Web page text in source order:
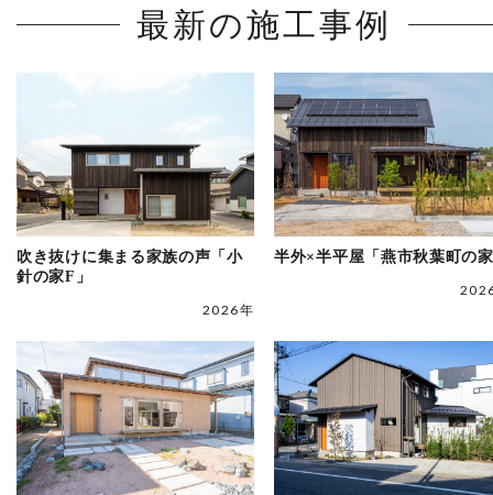
最新の施工事例
吹き抜けに集まる家族の声「小
針の家F」
2026年
半外×半平屋「燕市秋葉町の